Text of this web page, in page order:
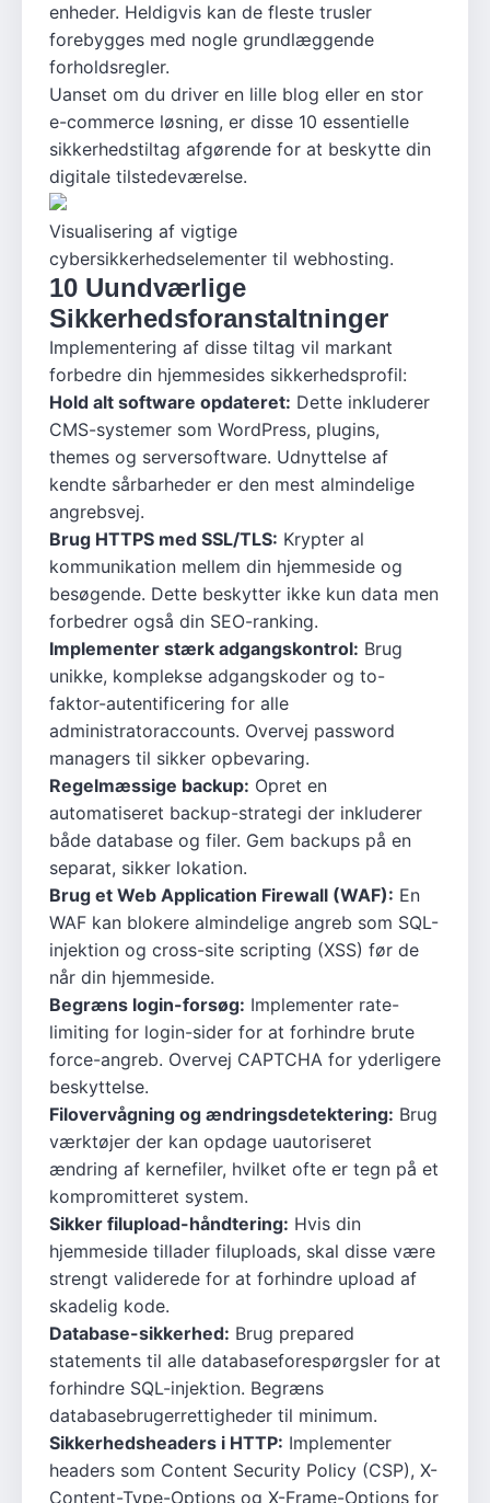
enheder. Heldigvis kan de fleste trusler
forebygges med nogle grundlæggende
forholdsregler.
Uanset om du driver en lille blog eller en stor
e-commerce løsning, er disse 10 essentielle
sikkerhedstiltag afgørende for at beskytte din
digitale tilstedeværelse.
Visualisering af vigtige
cybersikkerhedselementer til webhosting.
10 Uundværlige
Sikkerhedsforanstaltninger
Implementering af disse tiltag vil markant
forbedre din hjemmesides sikkerhedsprofil:
Hold alt software opdateret: Dette inkluderer
CMS-systemer som WordPress, plugins,
themes og serversoftware. Udnyttelse af
kendte sårbarheder er den mest almindelige
angrebsvej.
Brug HTTPS med SSL/TLS: Krypter al
kommunikation mellem din hjemmeside og
besøgende. Dette beskytter ikke kun data men
forbedrer også din SEO-ranking.
Implementer stærk adgangskontrol: Brug
unikke, komplekse adgangskoder og to-
faktor-autentificering for alle
administratoraccounts. Overvej password
managers til sikker opbevaring.
Regelmæssige backup: Opret en
automatiseret backup-strategi der inkluderer
både database og filer. Gem backups på en
separat, sikker lokation.
Brug et Web Application Firewall (WAF): En
WAF kan blokere almindelige angreb som SQL-
injektion og cross-site scripting (XSS) før de
når din hjemmeside.
Begræns login-forsøg: Implementer rate-
limiting for login-sider for at forhindre brute
force-angreb. Overvej CAPTCHA for yderligere
beskyttelse.
Filovervågning og ændringsdetektering: Brug
værktøjer der kan opdage uautoriseret
ændring af kernefiler, hvilket ofte er tegn på et
kompromitteret system.
Sikker filupload-håndtering: Hvis din
hjemmeside tillader filuploads, skal disse være
strengt validerede for at forhindre upload af
skadelig kode.
Database-sikkerhed: Brug prepared
statements til alle databaseforespørgsler for at
forhindre SQL-injektion. Begræns
databasebrugerrettigheder til minimum.
Sikkerhedsheaders i HTTP: Implementer
headers som Content Security Policy (CSP), X-
Content-Type-Options og X-Frame-Options for